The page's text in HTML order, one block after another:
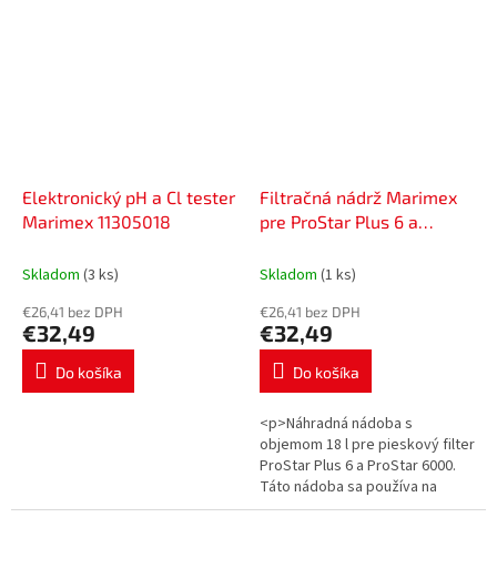
Elektronický pH a Cl tester
Marimex 11305018
Skladom (3 ks)
€26,41 bez DPH
€32,49
Do košíka
Filtračná nádrž Marimex
pre ProStar Plus 6 a
Skladom (1 ks)
€26,41 bez DPH
€32,49
Do košíka
<p>Náhradná nádoba s
objemom 18 l pre pieskový filter
ProStar Plus 6 a ProStar 6000.
Táto nádoba sa používa na
umiestnenie filtračného piesku.